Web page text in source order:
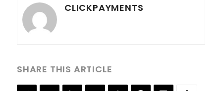
CLICKPAYMENTS
SHARE THIS ARTICLE